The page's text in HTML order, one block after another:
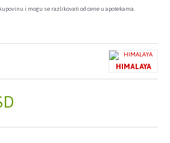
i mogu se razlikovati od cene u apotekama.
HIMALAYA